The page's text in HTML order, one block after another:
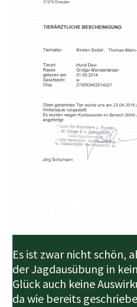
Es ist zwar nicht schön,
der Jagdausübung in
Glück auch keine
da wie bereits